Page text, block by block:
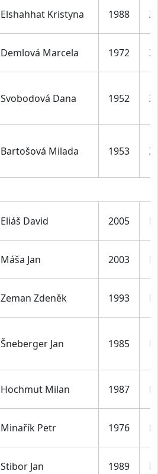
Elshahhat Kristyna 1988 Ž
Demlová Marcela 1972 Ž
Svobodová Dana 1952 Ž
Bartošová Milada 1953 Ž
Eliáš David 2005 M
Máša Jan 2003 M
Zeman Zdeněk 1993 M
Šneberger Jan 1985 M
Hochmut Milan 1987 M
Minařík Petr 1976 M
Stibor Jan 1989 M